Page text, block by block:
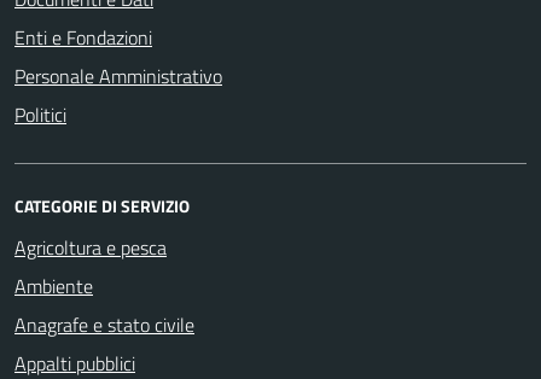
Enti e Fondazioni
Personale Amministrativo
Politici
CATEGORIE DI SERVIZIO
Agricoltura e pesca
Ambiente
Anagrafe e stato civile
Appalti pubblici